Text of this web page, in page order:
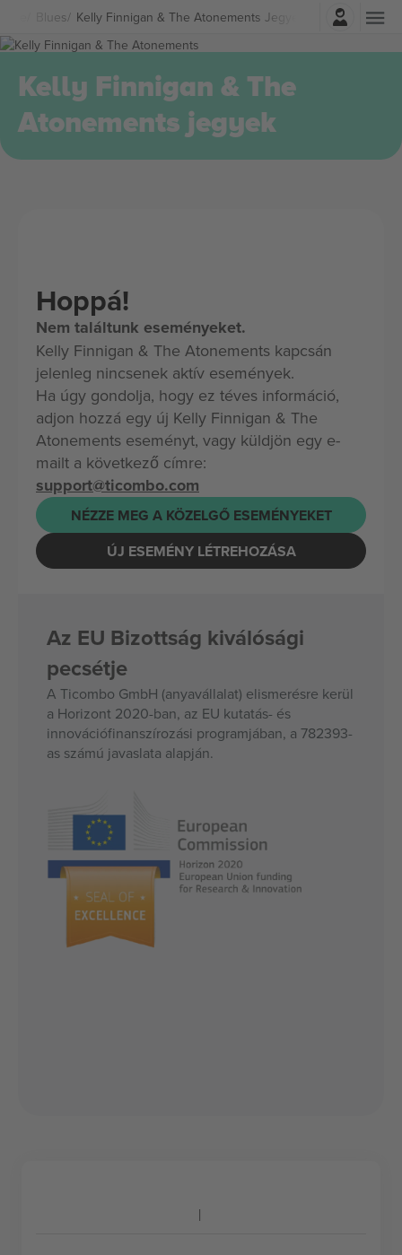
Blues Kelly Finnigan & The Atonements Jegyek
Belépés
Kelly Finnigan & The
Atonements jegyek
Hoppá!
Nem találtunk eseményeket.
Kelly Finnigan & The Atonements kapcsán
jelenleg nincsenek aktív események.
Ha úgy gondolja, hogy ez téves információ,
adjon hozzá egy új Kelly Finnigan & The
Atonements eseményt, vagy küldjön egy e-
mailt a következő címre:
support@ticombo.com
NÉZZE MEG A KÖZELGŐ ESEMÉNYEKET
ÚJ ESEMÉNY LÉTREHOZÁSA
Az EU Bizottság kiválósági
pecsétje
A Ticombo GmbH (anyavállalat) elismerésre kerül
a Horizont 2020-ban, az EU kutatás- és
innovációfinanszírozási programjában, a 782393-
as számú javaslata alapján.